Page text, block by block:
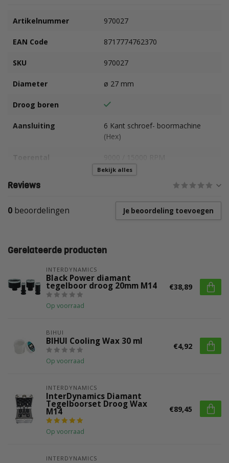
Artikelnummer 970027
EAN Code 8717774762370
SKU 970027
Diameter ø 27 mm
Droog boren
Aansluiting
6 Kant schroef- boormachine
(Hex)
Geschikt voor
Wand- en Vloertegels,
Natuursteen, Graniet e.d.
Bekijk alles
Reviews
0 beoordelingen Je beoordeling toevoegen
Gerelateerde producten
INTERDYNAMICS
Black Power diamant
tegelboor droog 20mm M14
Op voorraad
€38,89
BIHUI
BIHUI Cooling Wax 30 ml
Op voorraad
€4,92
INTERDYNAMICS
InterDynamics Diamant
Tegelboorset Droog Wax
M14
Op voorraad
€89,45
INTERDYNAMICS